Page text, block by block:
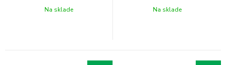
Na sklade Na sklade